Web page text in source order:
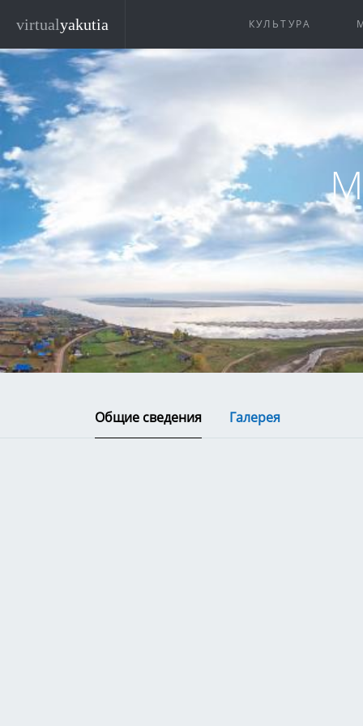
virtualyakutia КУЛЬТУРА
Общие сведения Галерея